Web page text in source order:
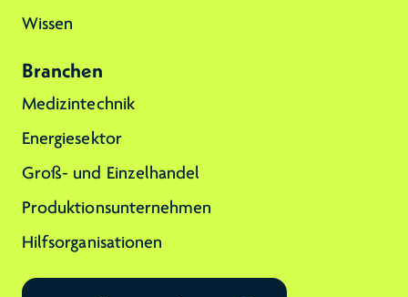
Wissen
Branchen
Medizintechnik
Energiesektor
Groß- und Einzelhandel
Produktionsunternehmen
Hilfsorganisationen